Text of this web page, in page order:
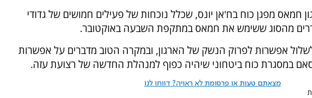
חמאס מפגן כוח בח'אן יונס, שכלל נוכחות של פעילים חמושים של גדודי
מהסוג ששימש את חמאס במתקפת השבעה באוקטובר.
אפשרות לפרוק הנשק של הארגון, ובמקרה הטוב מדברים על אפשרות
במסגרת כוח ביטחוני שיהיה כפוף למנהלת החדשה של רצועת עזה.
מצאתם טעות או פרסומת לא ראויה? דווחו לנו